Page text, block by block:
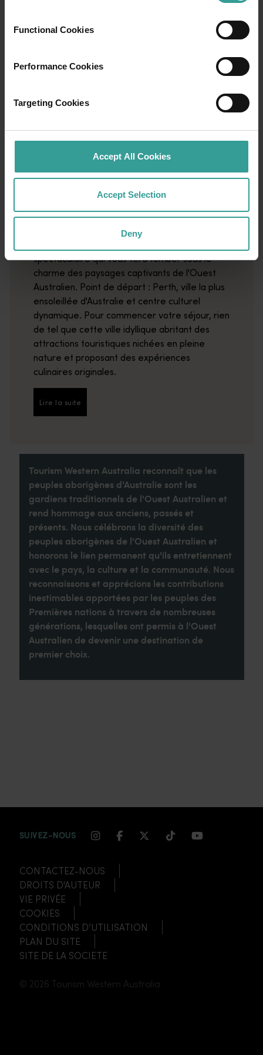
Functional Cookies
Performance Cookies
Targeting Cookies
Accept All Cookies
Accept Selection
Deny
01/03
Itinéraires de voyage
spectaculaire qui vous fera tomber sous le
charme des paysages captivants de l'Ouest
Australien. Point de départ : Perth, ville la plus
ensoleillée d'Australie et centre culturel
dynamique. Pour commencer votre séjour, rien
de tel que cette ville idyllique abritant des
attractions touristiques nichées en pleine
nature et proposant des expériences
culinaires originales.
Lire la suite
Lire la suite
Tourism Western Australia reconnaît que les
peuples aborigènes d'Australie sont les
gardiens traditionnels de l'Ouest Australien et
rend hommage aux anciens, passés et
présents. Nous célébrons la diversité des
peuples aborigènes de l'Ouest Australien et
honorons le lien permanent qu'ils entretiennent
avec le pays, la culture et la communauté. Nous
reconnaissons et apprécions les contributions
inestimables apportées par les peuples des
Premières nations à travers de nombreuses
générations, lesquelles ont permis à l'Ouest
Australien de devenir une destination de
premier choix.
SUIVEZ-NOUS INSTAGRAM CHANNEL LINK
FACEBOOK CHANNEL LINK
TWITTER CHANNEL
TIKTOKYOUTUBE
CONTACTEZ-NOUS
DROITS D'AUTEUR
VIE PRIVÉE
COOKIES
CONDITIONS D’UTILISATION
PLAN DU SITE
SITE DE LA SOCIETE
© 2026 Tourism Western Australia